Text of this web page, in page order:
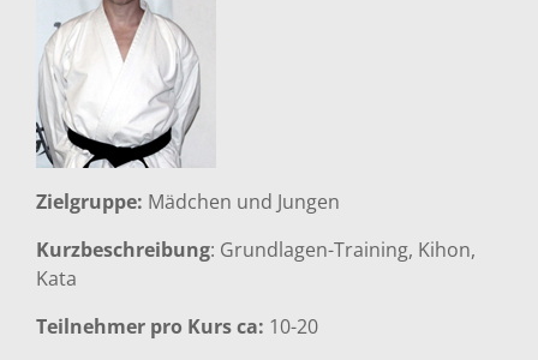
Zielgruppe: Mädchen und Jungen
Kurzbeschreibung: Grundlagen-Training, Kihon,
Kata
Teilnehmer pro Kurs ca: 10-20